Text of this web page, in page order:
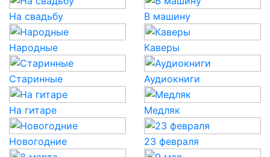
На свадьбу В машину
Народные Каверы
Старинные Аудиокниги
На гитаре Медляк
Новогодние 23 февраля